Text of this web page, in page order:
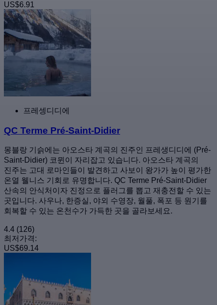
US$6.91
프레셍디디에
QC Terme Pré-Saint-Didier
몽블랑 기슭에는 아오스타 계곡의 진주인 프레생디디에 (Pré-
Saint-Didier) 코뮌이 자리잡고 있습니다. 아오스타 계곡의
진주는 고대 로마인들이 발견하고 사보이 왕가가 높이 평가한
온열 웰니스 기회로 유명합니다. QC Terme Pré-Saint-Didier
산속의 안식처이자 진정으로 플러그를 뽑고 재충전할 수 있는
곳입니다. 사우나, 한증실, 야외 수영장, 월풀, 폭포 등 원기를
회복할 수 있는 온천수가 가득한 곳을 골라보세요.
4.4 (126)
최저가격:
US$69.14